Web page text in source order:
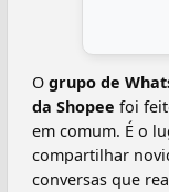
O grupo de
da Shopee foi
em comum. É o
compartilhar
conversas que